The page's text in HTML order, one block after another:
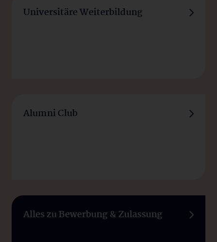
Universitäre Weiterbildung
Alumni Club
Alles zu Bewerbung & Zulassung